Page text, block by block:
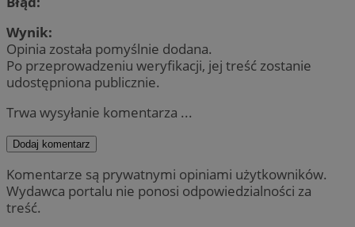
Wynik:
Opinia została pomyślnie dodana.
Po przeprowadzeniu weryfikacji, jej treść zostanie
udostępniona publicznie.
Trwa wysyłanie komentarza ...
Dodaj komentarz
Komentarze są prywatnymi opiniami użytkowników.
Wydawca portalu nie ponosi odpowiedzialności za
treść.